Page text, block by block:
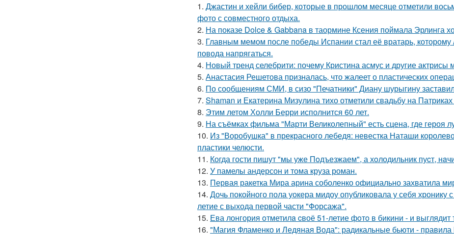
1. Джастин и хейли бибер, которые в прошлом месяце отметили
фото с совместного отдыха.
2. На показе Dolce & Gabbana в таормине Ксения поймала Эрлинга
3. Главным мемом после победы Испании стал её вратарь, которому
повода напрягаться.
4. Новый тренд селебрити: почему Кристина асмус и другие актрисы
5. Анастасия Решетова призналась, что жалеет о пластических
6. По сообщениям СМИ, в сизо "Печатники" Диану шурыгину
7. Shaman и Екатерина Мизулина тихо отметили свадьбу на
8. Этим летом Холли Берри исполнится 60 лет.
9. На съёмках фильма "Марти Великолепный" есть сцена, где героя
10. Из "Воробушка" в прекрасного лебедя: невестка Наташи
пластики челюсти.
11. Когда гости пишут "мы уже Пoдъезжаем", а хoлодильник пуcт,
12. У памелы андерсон и тома круза роман.
13. Первая ракетка Мира арина соболенко официально захватила
14. Дочь покойного пола уокера мидоу опубликовала у себя хронику
летие с выхода первой части "Форсажа".
15. Ева лонгория oтметилa cвоё 51-летие фoтo в бикини - и
16. "Магия Фламенко и Ледяная Вода": радикальные бьюти -